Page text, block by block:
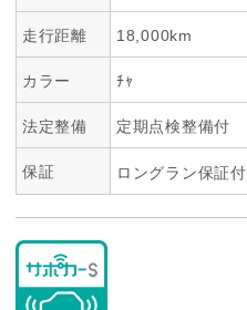
走行距離 18,000km
カラー ﾁｬ
法定整備 定期点検整備付
保証 ロングラン保証付